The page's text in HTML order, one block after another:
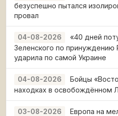
безуспешно пытался
провал
04-08-2026
«40 дней
Зеленского по принуждению
ударила по самой Украине
04-08-2026
Бойцы
находках в освобождённом
03-08-2026
Европа на